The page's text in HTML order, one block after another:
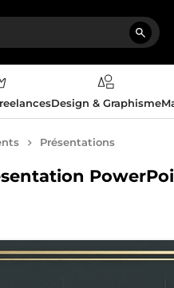
Design & Graphisme
Présentations